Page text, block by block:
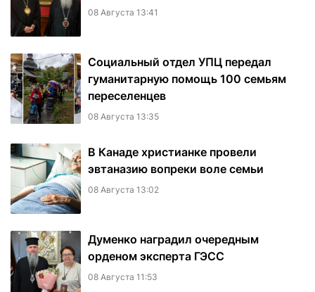
08 Августа 13:41
Социальный отдел УПЦ передал
гуманитарную помощь 100 семьям
переселенцев
08 Августа 13:35
В Канаде христианке провели
эвтаназию вопреки воле семьи
08 Августа 13:02
Думенко наградил очередным
орденом эксперта ГЭСС
08 Августа 11:53